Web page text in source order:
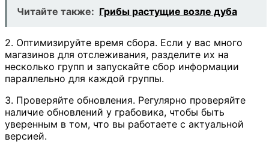
Читайте также: Грибы растущие возле дуба
2. Оптимизируйте время сбора. Если у вас много
магазинов для отслеживания, разделите их на
несколько групп и запускайте сбор информации
параллельно для каждой группы.
3. Проверяйте обновления. Регулярно проверяйте
наличие обновлений у грабовика, чтобы быть
уверенным в том, что вы работаете с актуальной
версией.